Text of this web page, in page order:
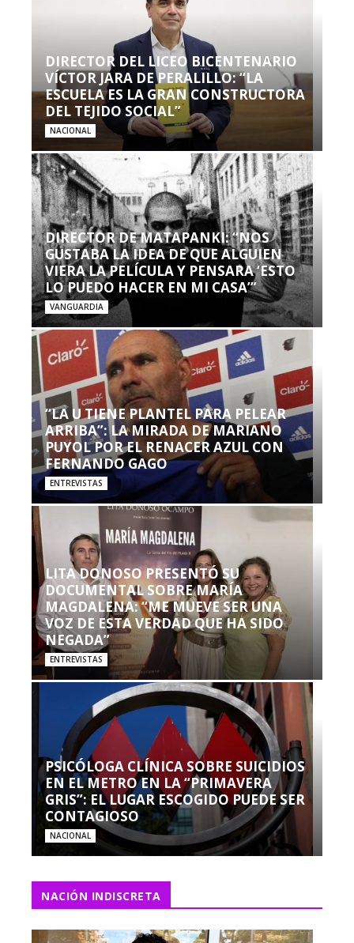
DIRECTOR DEL LICEO BICENTENARIO
VÍCTOR JARA DE PERALILLO: “LA
ESCUELA ES LA GRAN CONSTRUCTORA
DEL TEJIDO SOCIAL”
NACIONAL
DIRECTOR DE MATAPANKI: “NOS
GUSTABA LA IDEA DE QUE ALGUIEN
VIERA LA PELÍCULA Y PENSARA ‘ESTO
LO PUEDO HACER EN MI CASA’”
VANGUARDIA
“LA U TIENE PLANTEL PARA PELEAR
ARRIBA”: LA MIRADA DE MARIANO
PUYOL POR EL RENACER AZUL CON
FERNANDO GAGO
ENTREVISTAS
LITA DONOSO PRESENTÓ SU
DOCUMENTAL SOBRE MARÍA
MAGDALENA: “ME MUEVE SER UNA
VOZ DE ESTA VERDAD QUE HA SIDO
NEGADA”
ENTREVISTAS
PSICÓLOGA CLÍNICA SOBRE SUICIDIOS
EN EL METRO EN LA “PRIMAVERA
GRIS”: EL LUGAR ESCOGIDO PUEDE SER
CONTAGIOSO
NACIONAL
NACIÓN INDISCRETA